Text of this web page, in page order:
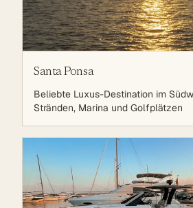
Santa Ponsa
Beliebte Luxus-Destination im
Stränden, Marina und Golfplätzen